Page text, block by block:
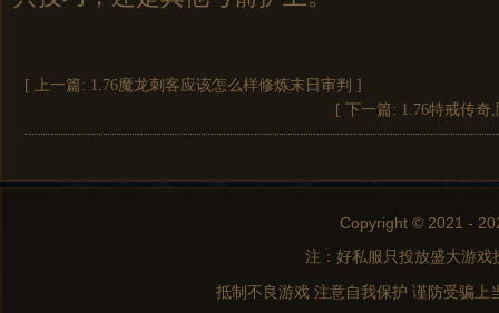
[ 上一篇: 1.76魔龙刺客应该怎么样修炼末日审判 ]
[ 下一篇: 1.76特戒传奇
Copyright © 2021 -
注：好私服只投放盛大游
抵制不良游戏 注意自我保护 谨防受骗